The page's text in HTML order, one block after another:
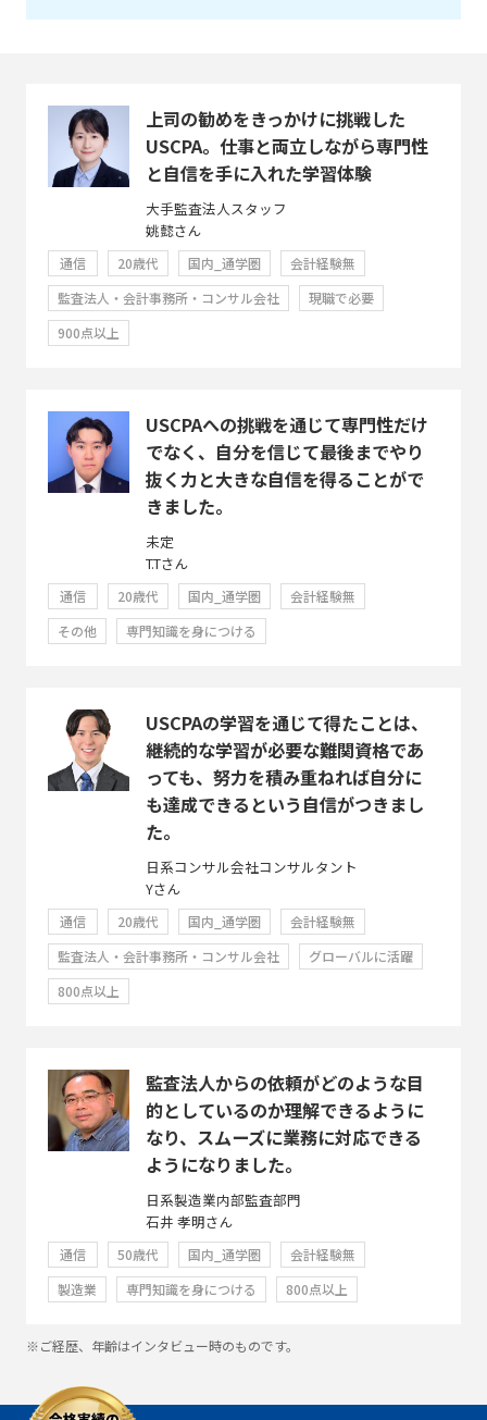
上司の勧めをきっかけに挑戦した
USCPA。仕事と両立しながら専門性
と自信を手に入れた学習体験
大手監査法人スタッフ
姚懿さん
通信 20歳代 国内_通学圏
会計経験無
監査法人・会計事務所・コンサル会社
現職で必要
900点以上
USCPAへの挑戦を通じて専門性だけ
でなく、自分を信じて最後までやり
抜く力と大きな自信を得ることがで
きました。
未定
T.Tさん
通信 20歳代 国内_通学圏
会計経験無
その他
専門知識を身につける
USCPAの学習を通じて得たことは、
継続的な学習が必要な難関資格であ
っても、努力を積み重ねれば自分に
も達成できるという自信がつきまし
た。
日系コンサル会社コンサルタント
Yさん
通信 20歳代 国内_通学圏
会計経験無
監査法人・会計事務所・コンサル会社
グローバルに活躍
800点以上
監査法人からの依頼がどのような目
的としているのか理解できるように
なり、スムーズに業務に対応できる
ようになりました。
日系製造業内部監査部門
石井 孝明さん
通信 50歳代 国内_通学圏
会計経験無
製造業
専門知識を身につける 800点以上
※ご経歴、年齢はインタビュー時のものです。